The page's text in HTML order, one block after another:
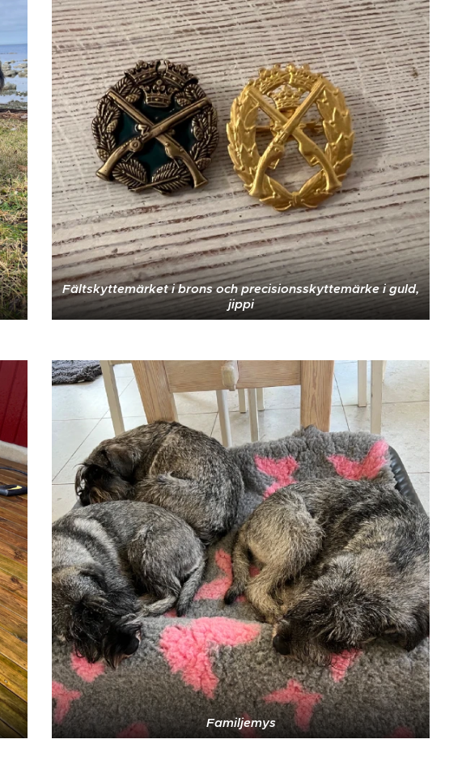
Fältskyttemärket i brons och precisionsskyttemärke i guld,
jippi
Familjemys